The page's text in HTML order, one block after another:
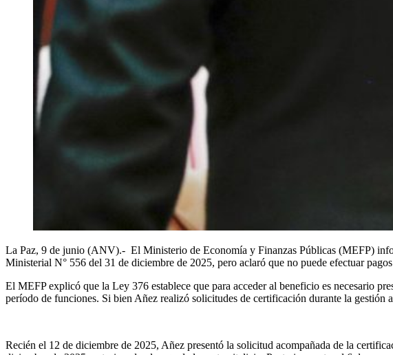
La Paz, 9 de junio (ANV).- El Ministerio de Economía y Finanzas Públicas (MEFP)
Ministerial N° 556 del 31 de diciembre de 2025, pero aclaró que no puede efectuar
El MEFP explicó que la Ley 376 establece que para acceder al beneficio es necesario
período de funciones. Si bien Añez realizó solicitudes de certificación durante la
Recién el 12 de diciembre de 2025, Añez presentó la solicitud acompañada de la